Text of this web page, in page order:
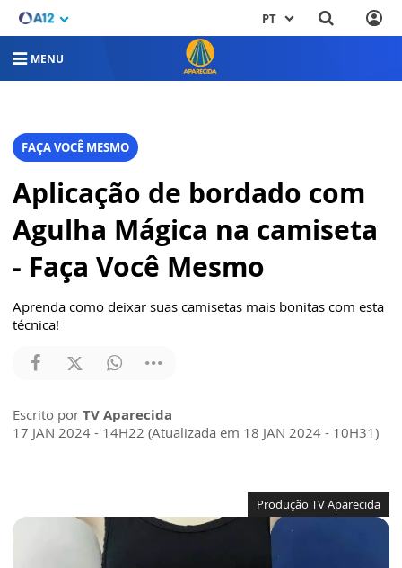
PT
MENU
FAÇA VOCÊ MESMO
Aplicação de bordado com
Agulha Mágica na camiseta
- Faça Você Mesmo
Aprenda como deixar suas camisetas mais bonitas com esta
técnica!
Escrito por TV Aparecida
17 JAN 2024 - 14H22 (Atualizada em 18 JAN 2024 - 10H31)
Produção TV Aparecida